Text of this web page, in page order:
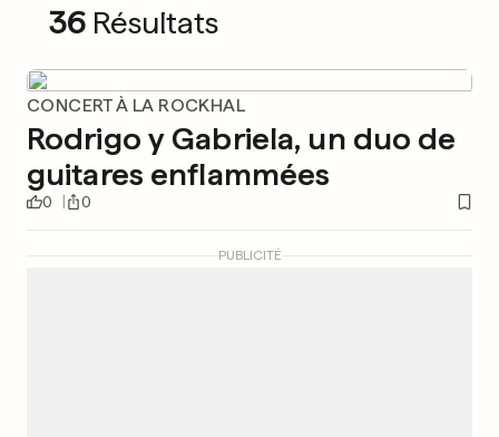
36 Résultats
CONCERT À LA ROCKHAL
Rodrigo y Gabriela, un duo de
guitares enflammées
0 0
PUBLICITÉ